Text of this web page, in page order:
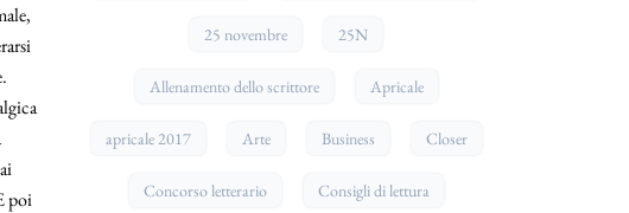
poi
25 novembre 25N
Allenamento dello scrittore Apricale
apricale 2017 Arte Business Closer
Concorso letterario Consigli di lettura